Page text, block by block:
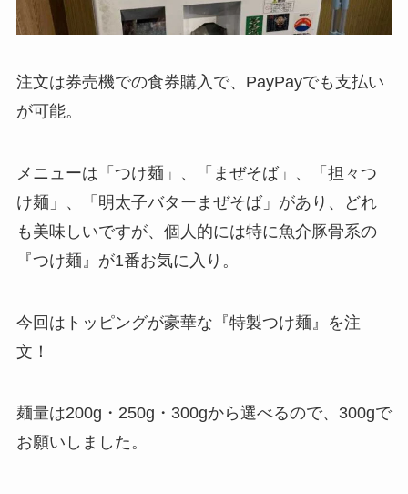
注文は券売機での食券購入で、PayPayでも支払い
が可能。
メニューは「つけ麺」、「まぜそば」、「担々つ
け麺」、「明太子バターまぜそば」があり、どれ
も美味しいですが、個人的には特に魚介豚骨系の
『つけ麺』が1番お気に入り。
今回はトッピングが豪華な『特製つけ麺』を注
文！
麺量は200g・250g・300gから選べるので、300gで
お願いしました。